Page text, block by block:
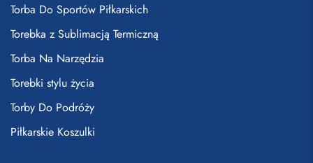
Torba Do Sportów Piłkarskich
Torebka z Sublimacją Termiczną
Torba Na Narzędzia
Torebki stylu życia
Torby Do Podróży
Piłkarskie Koszulki